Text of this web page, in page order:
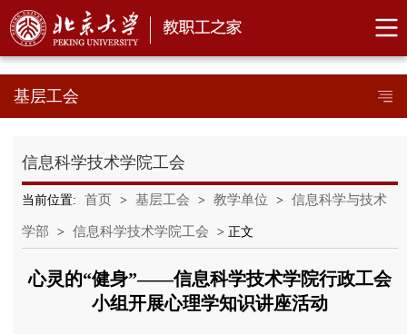
基层工会
信息科学技术学院工会
当前位置: 首页 > 基层工会 > 教学单位 > 信息科学与技术
学部 > 信息科学技术学院工会 > 正文
心灵的“健身”——信息科学技术学院行政工会
小组开展心理学知识讲座活动